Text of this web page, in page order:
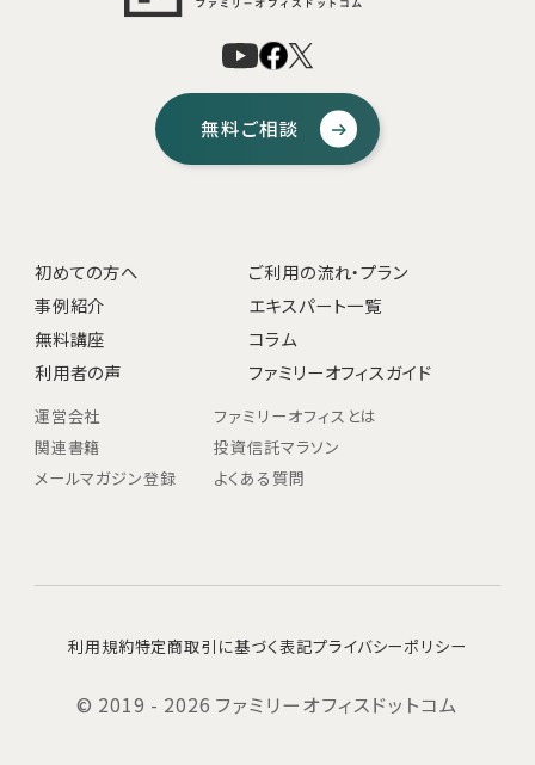
無料ご相談
初めての方へ
ご利用の流れ・プラン
事例紹介
エキスパート一覧
無料講座
コラム
利用者の声
ファミリーオフィスガイド
運営会社
ファミリーオフィスとは
関連書籍
投資信託マラソン
メールマガジン登録
よくある質問
利用規約特定商取引に基づく表記プライバシーポリシー
© 2019 - 2026 ファミリーオフィスドットコム